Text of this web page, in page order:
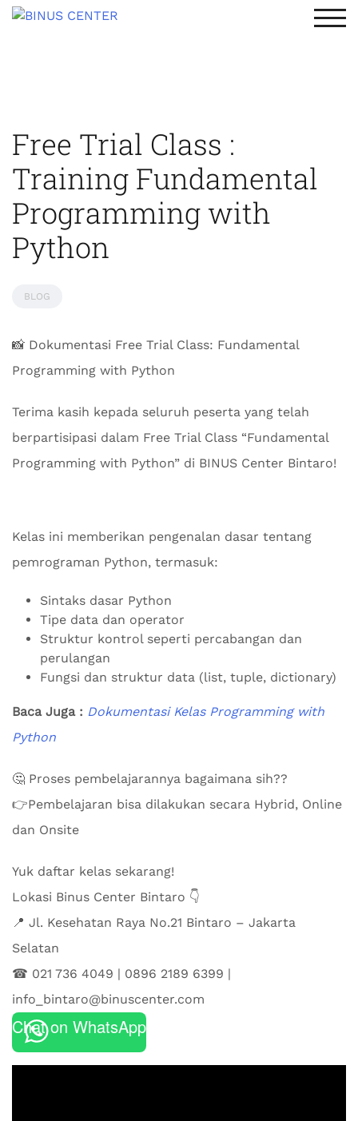
Free Trial Class :
Training Fundamental
Programming with
Python​
BLOG
📸 Dokumentasi Free Trial Class: Fundamental
Programming with Python​
Terima kasih kepada seluruh peserta yang telah
berpartisipasi dalam Free Trial Class “Fundamental
Programming with Python” di BINUS Center Bintaro!​
Kelas ini memberikan pengenalan dasar tentang
pemrograman Python, termasuk:​
Sintaks dasar Python
Tipe data dan operator
Struktur kontrol seperti percabangan dan
perulangan
Fungsi dan struktur data (list, tuple, dictionary)​
Baca Juga : Dokumentasi Kelas Programming with
Python
🤔 Proses pembelajarannya bagaimana sih??
👉Pembelajaran bisa dilakukan secara Hybrid, Online
dan Onsite
Yuk daftar kelas sekarang!
Lokasi Binus Center Bintaro 👇
📍 Jl. Kesehatan Raya No.21 Bintaro – ⁠Jakarta
Selatan⁠
☎ 021 736 4049⁠ | 0896 2189 6399⁠ |
info_bintaro@binuscenter.com
Chat on WhatsApp